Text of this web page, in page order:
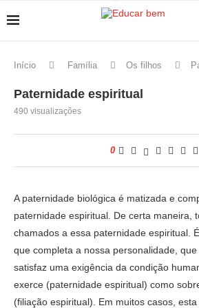
Início Família Os filhos
Paternidade espiritual
490 visualizações
0
A paternidade biológica é matizada e
paternidade espiritual. De certa maneira,
chamados a essa paternidade espiritual.
que completa a nossa personalidade,
satisfaz uma exigência da condição
exerce (paternidade espiritual) como
(filiação espiritual). Em muitos casos,